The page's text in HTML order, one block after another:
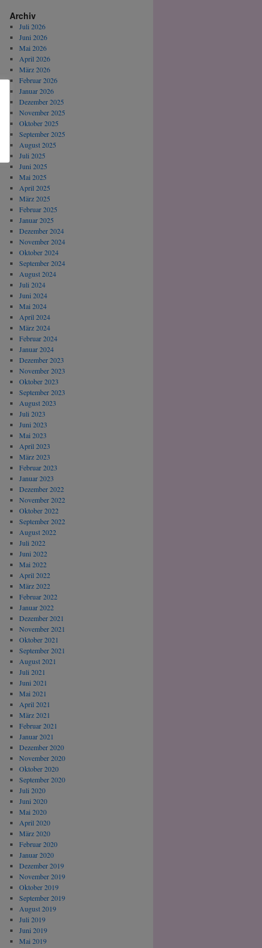
Archiv
Juli 2026
Juni 2026
Mai 2026
April 2026
März 2026
Februar 2026
Januar 2026
Dezember 2025
November 2025
Oktober 2025
September 2025
August 2025
Juli 2025
Juni 2025
Mai 2025
April 2025
März 2025
Februar 2025
Januar 2025
Dezember 2024
November 2024
Oktober 2024
September 2024
August 2024
Juli 2024
Juni 2024
Mai 2024
April 2024
März 2024
Februar 2024
Januar 2024
Dezember 2023
November 2023
Oktober 2023
September 2023
August 2023
Juli 2023
Juni 2023
Mai 2023
April 2023
März 2023
Februar 2023
Januar 2023
Dezember 2022
November 2022
Oktober 2022
September 2022
August 2022
Juli 2022
Juni 2022
Mai 2022
April 2022
März 2022
Februar 2022
Januar 2022
Dezember 2021
November 2021
Oktober 2021
September 2021
August 2021
Juli 2021
Juni 2021
Mai 2021
April 2021
März 2021
Februar 2021
Januar 2021
Dezember 2020
November 2020
Oktober 2020
September 2020
Juli 2020
Juni 2020
Mai 2020
April 2020
März 2020
Februar 2020
Januar 2020
Dezember 2019
November 2019
Oktober 2019
September 2019
August 2019
Juli 2019
Juni 2019
Mai 2019